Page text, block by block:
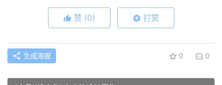
赞 (0) 打赏
生成海报 0 0